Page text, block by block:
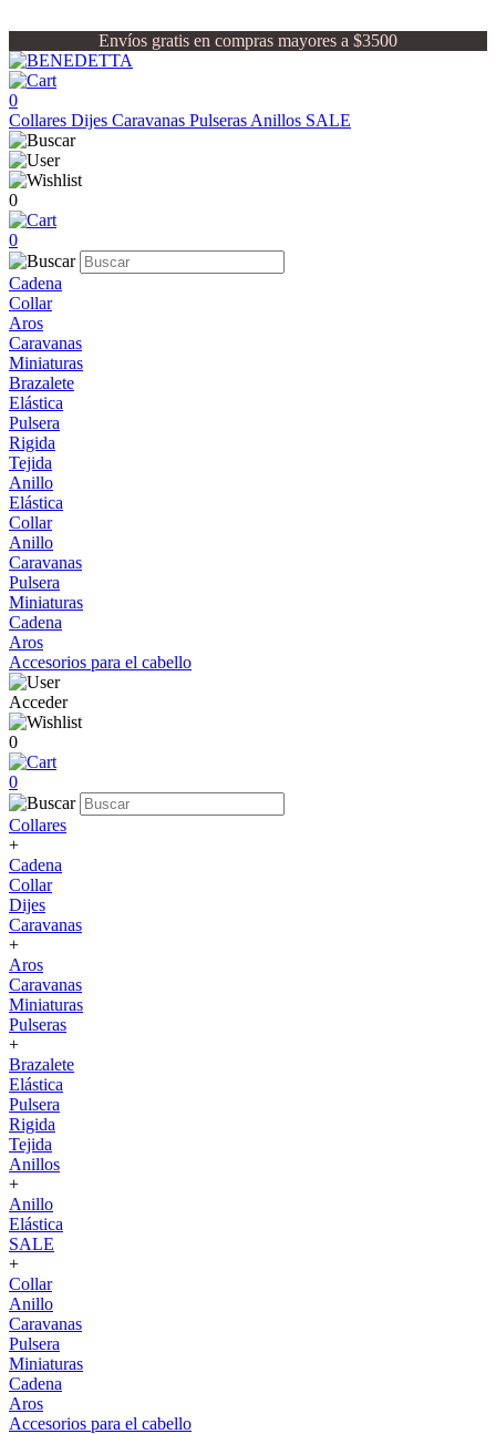
Envíos gratis en compras mayores a $3500
0
Collares Dijes Caravanas Pulseras Anillos SALE
0
0
Cadena
Collar
Aros
Caravanas
Miniaturas
Brazalete
Elástica
Pulsera
Rigida
Tejida
Anillo
Elástica
Collar
Anillo
Caravanas
Pulsera
Miniaturas
Cadena
Aros
Accesorios para el cabello
Acceder
0
0
Collares
+
Cadena
Collar
Dijes
Caravanas
+
Aros
Caravanas
Miniaturas
Pulseras
+
Brazalete
Elástica
Pulsera
Rigida
Tejida
Anillos
+
Anillo
Elástica
SALE
+
Collar
Anillo
Caravanas
Pulsera
Miniaturas
Cadena
Aros
Accesorios para el cabello